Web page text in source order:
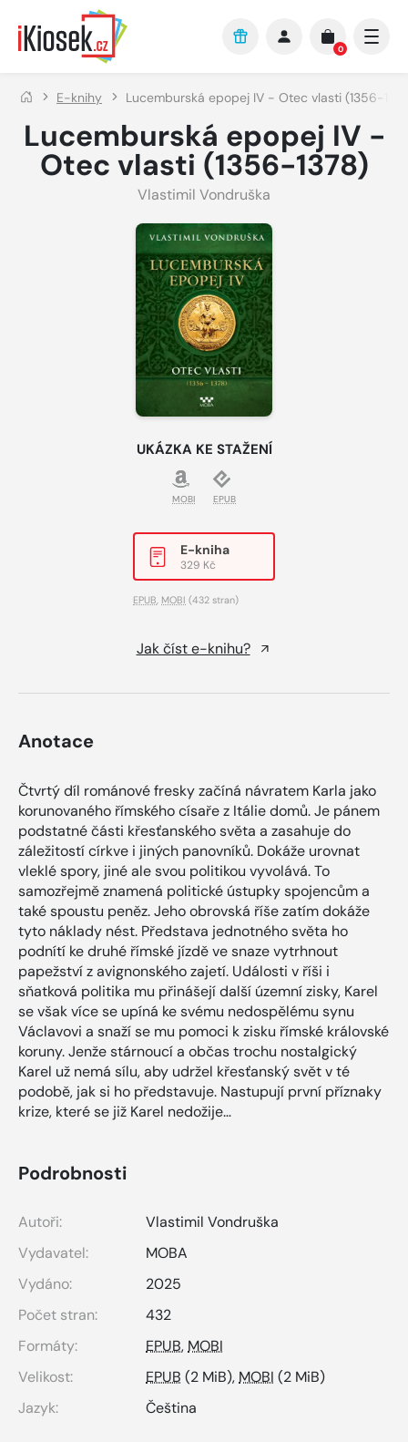
Přejít na hlavní obsah
0
E-knihy Lucemburská epopej IV - Otec vlasti (1356-
Lucemburská epopej IV -
Otec vlasti (1356-1378)
Vlastimil Vondruška
UKÁZKA KE STAŽENÍ
MOBI EPUB
E-kniha
329 Kč
EPUB, MOBI (432 stran)
Jak číst e-knihu?
Anotace
Čtvrtý díl románové fresky začíná návratem Karla jako
korunovaného římského císaře z Itálie domů. Je pánem
podstatné části křesťanského světa a zasahuje do
záležitostí církve i jiných panovníků. Dokáže urovnat
vleklé spory, jiné ale svou politikou vyvolává. To
samozřejmě znamená politické ústupky spojencům a
také spoustu peněz. Jeho obrovská říše zatím dokáže
tyto náklady nést. Představa jednotného světa ho
podnítí ke druhé římské jízdě ve snaze vytrhnout
papežství z avignonského zajetí. Události v říši i
sňatková politika mu přinášejí další územní zisky, Karel
se však více se upíná ke svému nedospělému synu
Václavovi a snaží se mu pomoci k zisku římské královské
koruny. Jenže stárnoucí a občas trochu nostalgický
Karel už nemá sílu, aby udržel křesťanský svět v té
podobě, jak si ho představuje. Nastupují první příznaky
krize, které se již Karel nedožije…
Podrobnosti
Autoři:
Vlastimil Vondruška
Vydavatel:
MOBA
Vydáno:
2025
Počet stran:
432
Formáty:
EPUB, MOBI
Velikost:
EPUB (2 MiB), MOBI (2 MiB)
Jazyk:
Čeština